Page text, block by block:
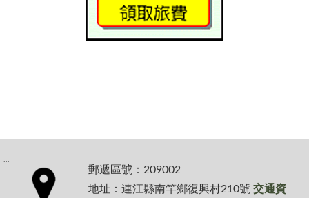
:::
郵遞區號：209002
地址：連江縣南竿鄉復興村210號 交通資